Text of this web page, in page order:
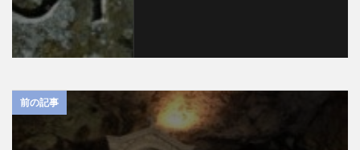
前の記事